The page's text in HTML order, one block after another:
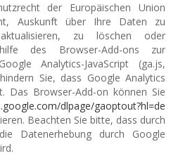
der Europäischen Union
Auskunft über Ihre Daten zu
zu löschen oder
des Browser-Add-ons zur
Analytics-JavaScript (ga.js,
Sie, dass Google Analytics
Das Browser-Add-on können Sie
dlpage/gaoptout?hl=de
Beachten Sie bitte, dass durch
Datenerhebung durch Google